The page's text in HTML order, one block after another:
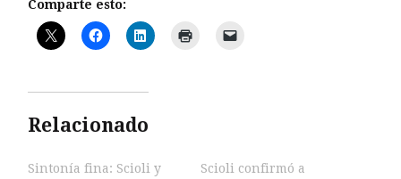
Comparte esto:
Relacionado
Sintonía fina: Scioli y
Scioli confirmó a